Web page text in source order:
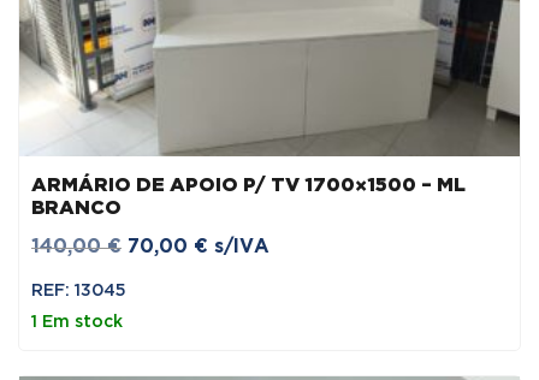
ARMÁRIO DE APOIO P/ TV 1700×1500 – ML
BRANCO
140,00€ O
70,00 € O
s/IVA
REF: 13045
1 Em stock